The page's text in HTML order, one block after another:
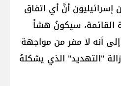
إسرائيليون أنَّ أي اتفاق
القائمة، سيكونُ هشاً
أنه لا مفر من مواجهة
"التهديد" الذي يشكلهُ